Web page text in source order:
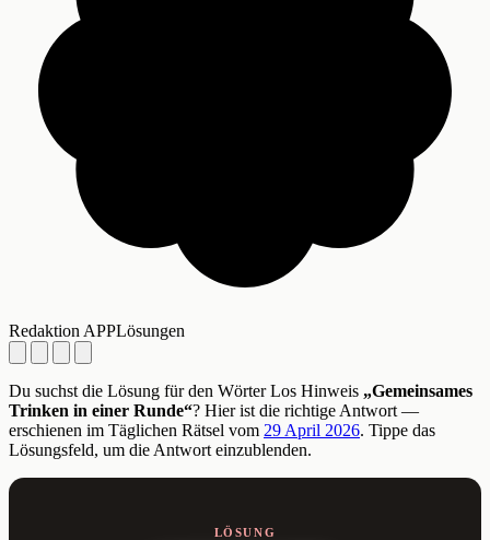
Redaktion APPLösungen
Du suchst die Lösung für den Wörter Los Hinweis „Gemeinsames
Trinken in einer Runde“? Hier ist die richtige Antwort —
erschienen im Täglichen Rätsel vom 29 April 2026. Tippe das
Lösungsfeld, um die Antwort einzublenden.
LÖSUNG